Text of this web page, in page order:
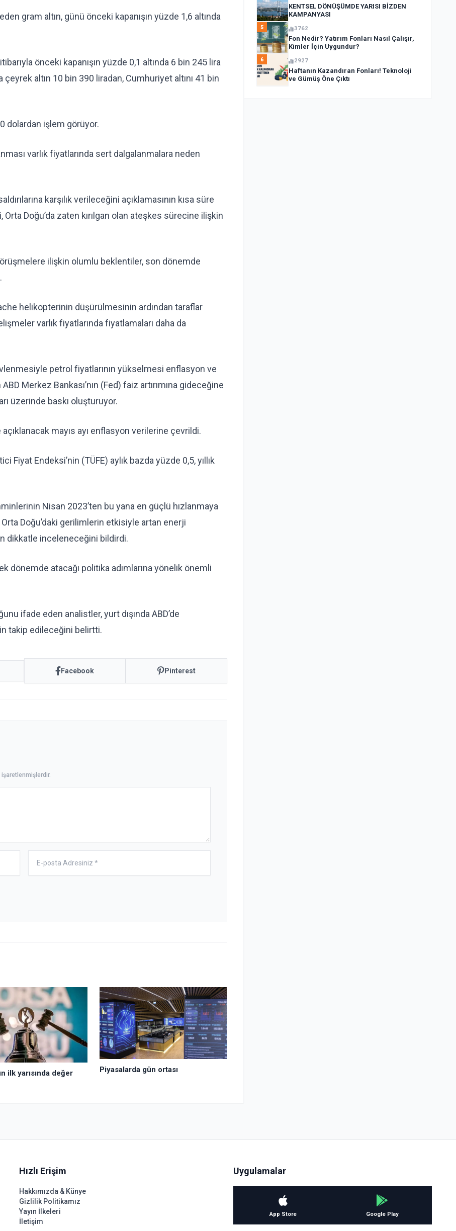
gram altın, günü önceki kapanışın yüzde 1,6 altında
önceki kapanışın yüzde 0,1 altında 6 bin 245 lira
altın 10 bin 390 liradan, Cumhuriyet altını 41 bin
dolardan işlem görüyor.
varlık fiyatlarında sert dalgalanmalara neden
karşılık verileceğini açıklamasının kısa süre
Doğu’da zaten kırılgan olan ateşkes sürecine ilişkin
ilişkin olumlu beklentiler, son dönemde
helikopterinin düşürülmesinin ardından taraflar
varlık fiyatlarında fiyatlamaları daha da
petrol fiyatlarının yükselmesi enflasyon ve
Merkez Bankası’nın (Fed) faiz artırımına gideceğine
üzerinde baskı oluşturuyor.
mayıs ayı enflasyon verilerine çevrildi.
Fiyat Endeksi’nin (TÜFE) aylık bazda yüzde 0,5, yıllık
Nisan 2023’ten bu yana en güçlü hızlanmaya
Doğu’daki gerilimlerin etkisiyle artan enerji
dikkatle inceleneceğini bildirdi.
dönemde atacağı politika adımlarına yönelik önemli
ifade eden analistler, yurt dışında ABD’de
takip edileceğini belirtti.
Facebook Pinterest
işaretlenmişlerdir.
ilk yarısında değer
Piyasalarda gün ortası
KENTSEL DÖNÜŞÜMDE YARISI BİZDEN
KAMPANYASI
5 3762
Fon Nedir? Yatırım Fonları Nasıl Çalışır,
Kimler İçin Uygundur?
6 2927
Haftanın Kazandıran Fonları! Teknoloji
ve Gümüş Öne Çıktı
Hızlı Erişim
Hakkımızda & Künye
Gizlilik Politikamız
Yayın İlkeleri
İletişim
Uygulamalar
App Store Google Play